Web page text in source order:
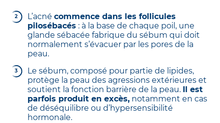
L’acné commence dans les follicules
pilosébacés : à la base de chaque poil, une
glande sébacée fabrique du sébum qui doit
normalement s’évacuer par les pores de la
peau.
Le sébum, composé pour partie de lipides,
protège la peau des agressions extérieures et
soutient la fonction barrière de la peau.
Il est
parfois produit en excès, notamment en cas
de déséquilibre ou d’hypersensibilité
hormonale.